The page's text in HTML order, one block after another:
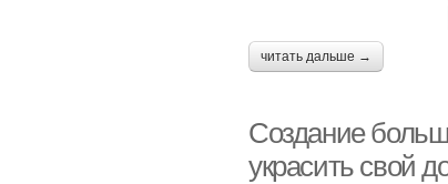
читать дальше →
Создание
украсить свой